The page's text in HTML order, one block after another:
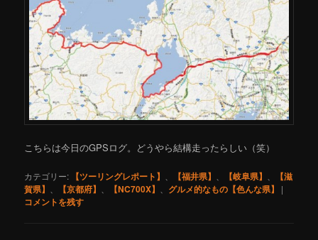
こちらは今日のGPSログ。どうやら結構走ったらしい（笑）
カテゴリー: 【ツーリングレポート】 【福井県】 【岐阜県】
【滋
賀県】
【京都府】 【NC700X】 グルメ的なもの【色んな県】 |
コメントを残す